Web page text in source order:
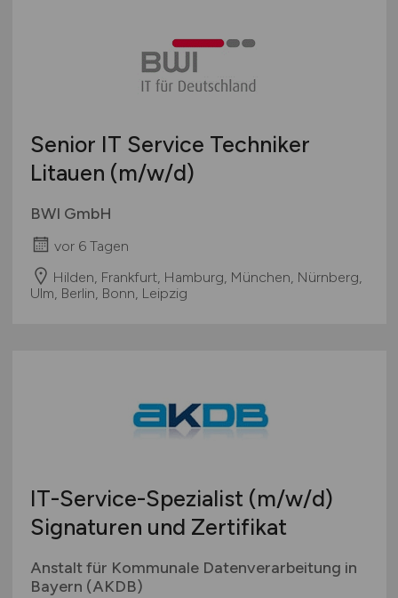
Senior IT Service Techniker
Litauen (m/w/d)
BWI GmbH
vor 6 Tagen
Hilden, Frankfurt, Hamburg, München, Nürnberg,
Ulm, Berlin, Bonn, Leipzig
IT-Service-Spezialist (m/w/d)
Signaturen und Zertifikat
Anstalt für Kommunale Datenverarbeitung in
Bayern (AKDB)